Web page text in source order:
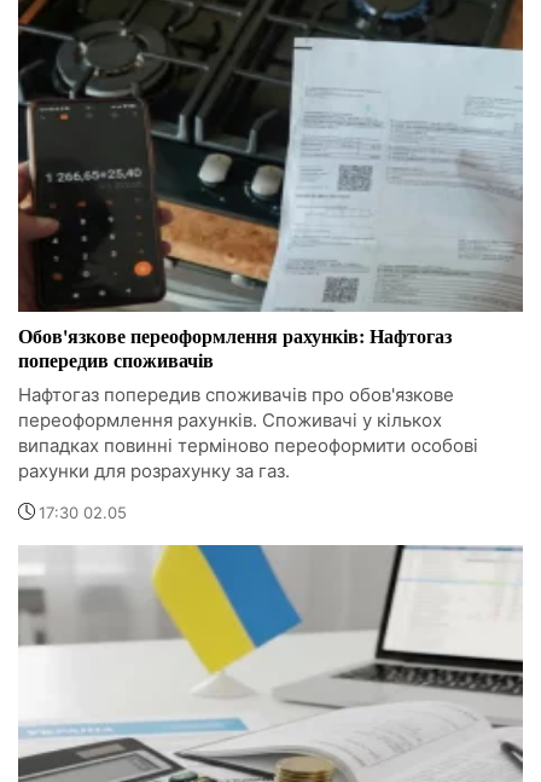
Обов'язкове переоформлення рахунків: Нафтогаз
попередив споживачів
Нафтогаз попередив споживачів про обов'язкове
переоформлення рахунків. Споживачі у кількох
випадках повинні терміново переоформити особові
рахунки для розрахунку за газ.
17:30 02.05